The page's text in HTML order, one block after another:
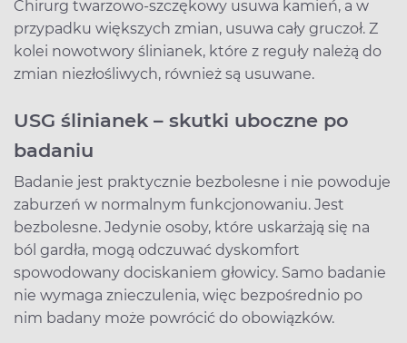
Chirurg twarzowo-szczękowy usuwa kamień, a w
przypadku większych zmian, usuwa cały gruczoł. Z
kolei nowotwory ślinianek, które z reguły należą do
zmian niezłośliwych, również są usuwane.
USG ślinianek – skutki uboczne po
badaniu
Badanie jest praktycznie bezbolesne i nie powoduje
zaburzeń w normalnym funkcjonowaniu. Jest
bezbolesne. Jedynie osoby, które uskarżają się na
ból gardła, mogą odczuwać dyskomfort
spowodowany dociskaniem głowicy. Samo badanie
nie wymaga znieczulenia, więc bezpośrednio po
nim badany może powrócić do obowiązków.